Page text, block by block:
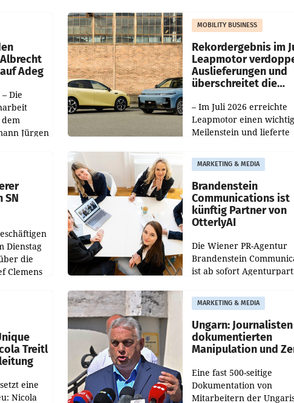
Filialen
Die beiden Standorte
Haag sowie im rund
Adeg
Die
Jürgen
MOBILITY BUSINESS
Rekordergebnis im
Leapmotor
Auslieferungen und
überschreitet die
– Im Juli 2026 erreichte
Leapmotor einen
Meilenstein und lieferte
aus, womit sich das
gegenüber Juli 2025
verdoppelte (+102
SN
Dienstag
die
Clemens
MARKETING & MEDIA
Brandenstein
Communications ist
künftig Partner von
OtterlyAI
Die Wiener PR-Agentur
Brandenstein
ist ab sofort
Optimierungsplattform
OtterlyAI. Damit baut die
Agentur ihr
Treitl
eine
Nicola
MARKETING & MEDIA
Ungarn: Journalisten
dokumentierten
Manipulation und
Eine fast 500-seitige
Dokumentation von
Mitarbeitern der